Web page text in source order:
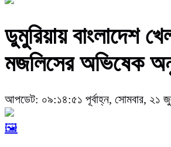
ডুমুরিয়ায় বাংলাদেশ
মজলিসের অভিষেক
আপডেট: ০৯:১৪:৫১ পূর্বাহ্ন, সোমবার, ২১
🖼️